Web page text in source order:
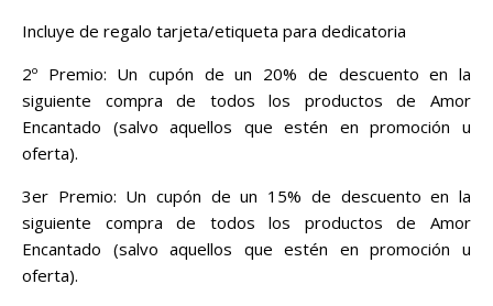
Incluye de regalo tarjeta/etiqueta para dedicatoria
2º Premio: Un cupón de un 20% de descuento en la
siguiente compra de todos los productos de Amor
Encantado (salvo aquellos que estén en promoción u
oferta).
3er Premio: Un cupón de un 15% de descuento en la
siguiente compra de todos los productos de Amor
Encantado (salvo aquellos que estén en promoción u
oferta).